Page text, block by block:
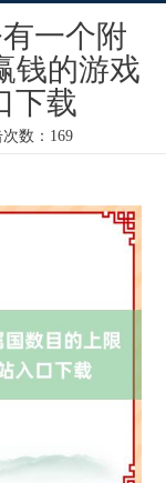
一个附
钱的游戏
下载
数：169